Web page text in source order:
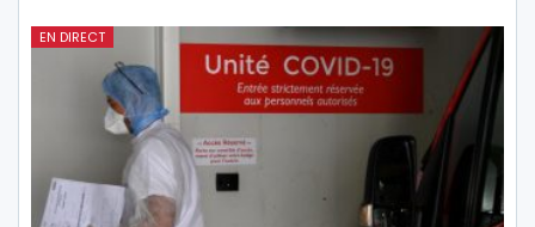
EN DIRECT